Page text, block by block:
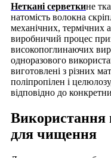
Неткані серветкине
натомість волокна
механічних, термічних
виробничий процес
високопоглинаючих
одноразового
виготовлені з різних
поліпропілен і
відповідно до
Використання
для чищення